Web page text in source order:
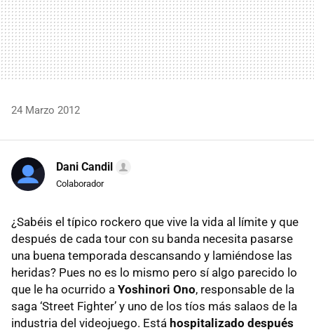
24 Marzo 2012
Dani Candil
Colaborador
¿Sabéis el típico rockero que vive la vida al límite y que
después de cada tour con su banda necesita pasarse
una buena temporada descansando y lamiéndose las
heridas? Pues no es lo mismo pero sí algo parecido lo
que le ha ocurrido a Yoshinori Ono, responsable de la
saga ‘Street Fighter’ y uno de los tíos más salaos de la
industria del videojuego. Está hospitalizado después